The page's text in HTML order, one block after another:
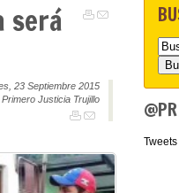
será
23 Septiembre 2015
Justicia Trujillo